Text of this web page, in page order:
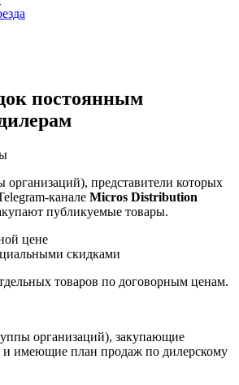
постоянным
представители которых
канале Micros Distribution
публикуемые товары.
цене
скидками
товаров по договорным ценам.
организаций), закупающие
имеющие план продаж по дилерскому